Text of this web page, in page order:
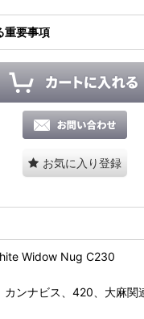
重要事項
お気に入り登録
Widow Nug C230
カンナビス、420、大麻関